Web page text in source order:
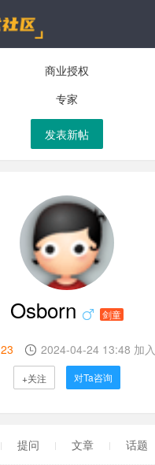
商业授权
专家
发表新帖
Osborn 剑童
23 2024-04-24 13:48 加入
+关注 对Ta咨询
提问 文章 话题